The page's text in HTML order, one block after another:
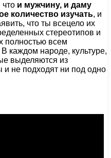
и мужчину, и даму
количество изучать, и
что ты всецело их
стереотипов и
полностью всем
каждом народе, культуре,
выделяются из
не подходят ни под одно